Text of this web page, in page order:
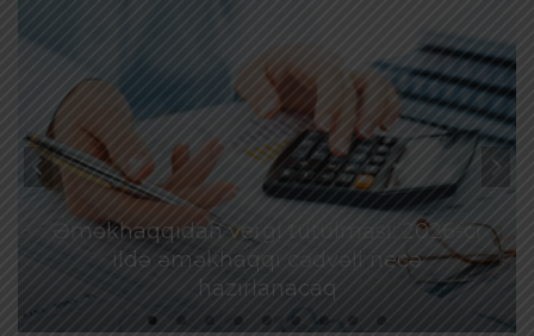
Əməkhaqqıdan vergi tutulması: 2026-cı
ildə əməkhaqqı cədvəli necə
hazırlanacaq